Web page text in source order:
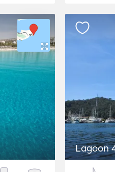
Lagoon